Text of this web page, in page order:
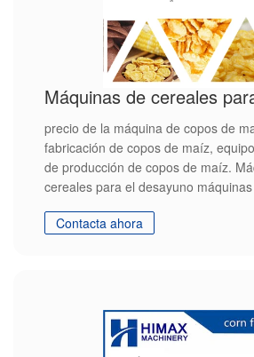
precio de la máquina de copos de
fabricación de copos de maíz,
de producción de copos de maíz.
cereales para el desayuno
Contacta ahora